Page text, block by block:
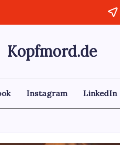
Kopfmord.de
Instagram LinkedIn